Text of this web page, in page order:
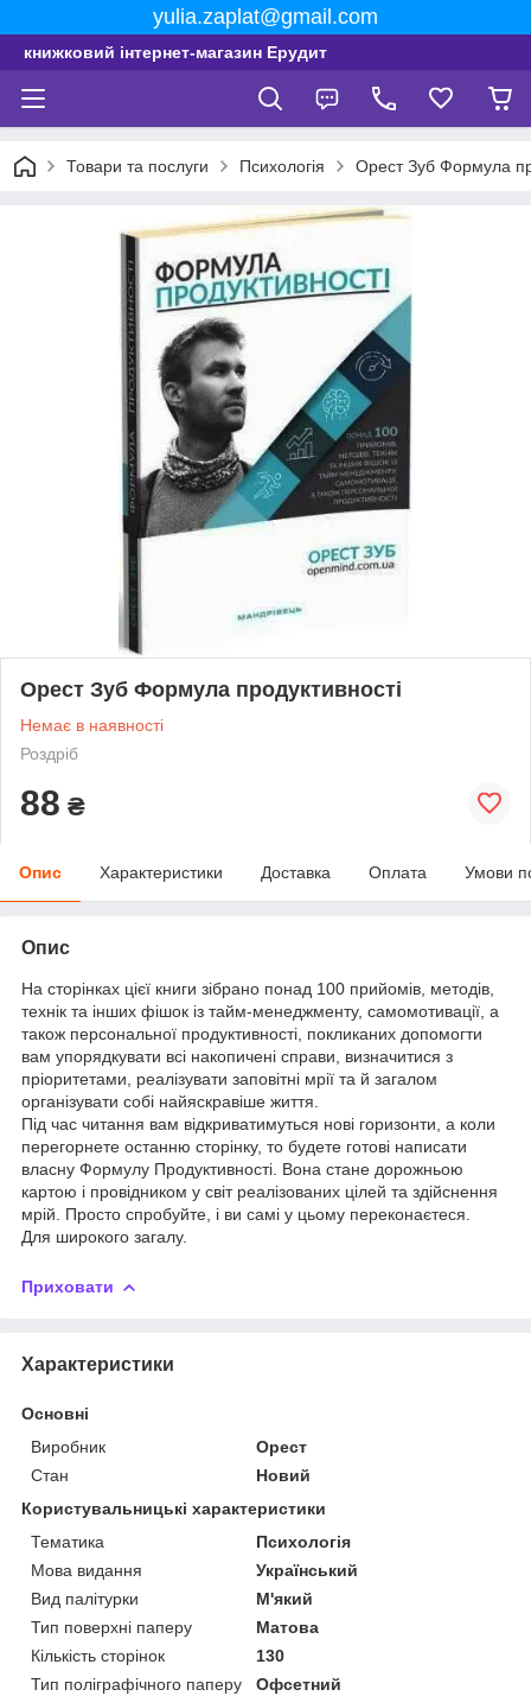
yulia.zaplat@gmail.com
книжковий інтернет-магазин Ерудит
Товари та послуги Психологія Орест Зуб Формула
Орест Зуб Формула продуктивності
Немає в наявності
Роздріб
88 ₴
Опис Характеристики Доставка Оплата Умови
Опис
На сторінках цієї книги зібрано понад 100 прийомів, методів,
технік та інших фішок із тайм-менеджменту, самомотивації, а
також персональної продуктивності, покликаних допомогти
вам упорядкувати всі накопичені справи, визначитися з
пріоритетами, реалізувати заповітні мрії та й загалом
організувати собі найяскравіше життя.
Під час читання вам відкриватимуться нові горизонти, а коли
перегорнете останню сторінку, то будете готові написати
власну Формулу Продуктивності. Вона стане дорожньою
картою і провідником у світ реалізованих цілей та здійснення
мрій. Просто спробуйте, і ви самі у цьому переконаєтеся.
Для широкого загалу.
Приховати
Характеристики
Основні
Виробник
Орест
Стан
Новий
Користувальницькі характеристики
Тематика
Психологія
Мова видання
Український
Вид палітурки
М'який
Тип поверхні паперу
Матова
Кількість сторінок
130
Тип поліграфічного паперу
Офсетний